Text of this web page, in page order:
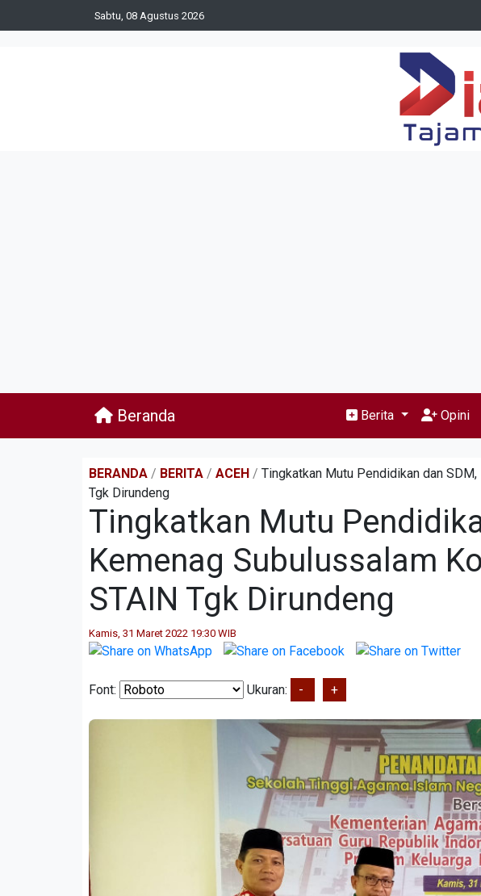
Sabtu, 08 Agustus 2026
Beranda Berita Opini
BERANDA / BERITA / ACEH / Tingkatkan Mutu Pendidikan dan
Tgk Dirundeng
Tingkatkan Mutu
Kemenag Subulussalam
STAIN Tgk Dirundeng
Kamis, 31 Maret 2022 19:30 WIB
Font: Ukuran: - +